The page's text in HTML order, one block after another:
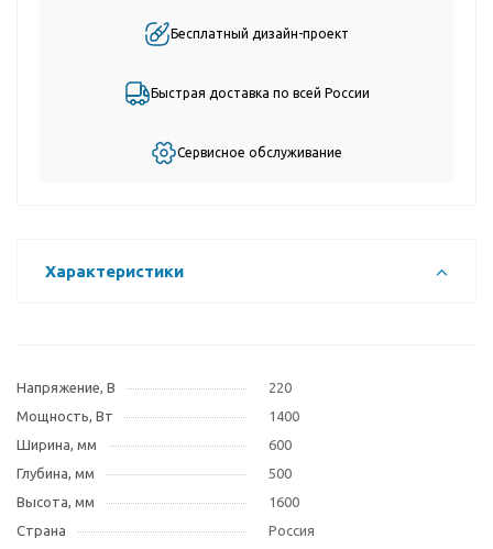
Бесплатный дизайн-проект
Быстрая доставка по всей России
Сервисное обслуживание
Характеристики
Напряжение, В
220
Мощность, Вт
1400
Ширина, мм
600
Глубина, мм
500
Высота, мм
1600
Страна
Россия